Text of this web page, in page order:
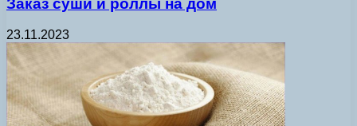
Заказ суши и роллы на дом
23.11.2023